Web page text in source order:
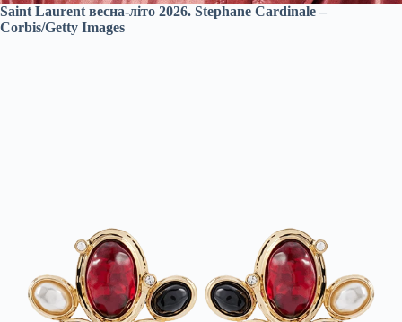
Saint Laurent весна-літо 2026. Stephane Cardinale –
Corbis/Getty Images